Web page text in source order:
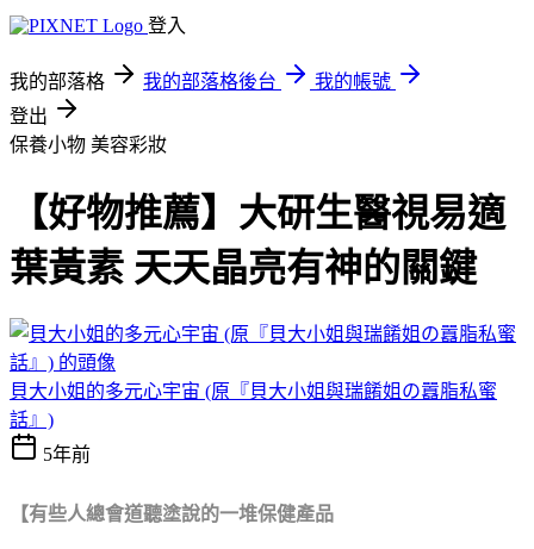
登入
我的部落格 我的部落格後台
我的帳號
登出
保養小物 美容彩妝
【好物推薦】大研生醫視易適
葉黃素 天天晶亮有神的關鍵
貝大小姐的多元心宇宙 (原『貝大小姐與瑞餚姐の囂脂私蜜
話』)
5年前
【有些人總會道聽塗說的一堆保健產品